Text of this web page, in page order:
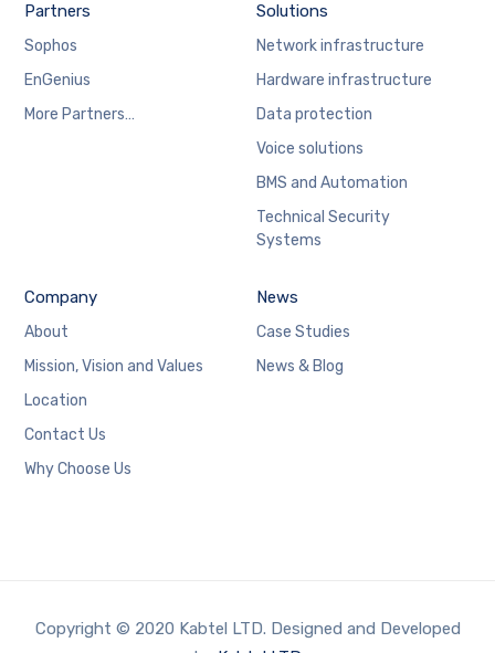
Partners
Sophos
EnGenius
More Partners…
Solutions
Network infrastructure
Hardware infrastructure
Data protection
Voice solutions
BMS and Automation
Technical Security
Systems
Company
About
Mission, Vision and Values
Location
Contact Us
Why Choose Us
News
Case Studies
News & Blog
Copyright © 2020 Kabtel LTD. Designed and Developed